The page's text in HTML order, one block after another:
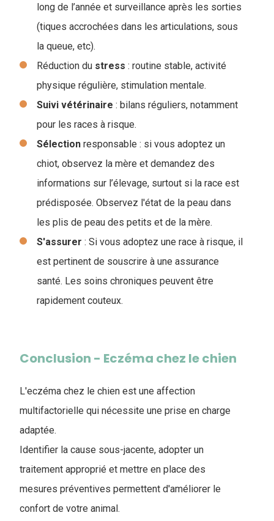
long de l’année et surveillance après les sorties
(tiques accrochées dans les articulations, sous
la queue, etc).
Réduction du stress : routine stable, activité
physique régulière, stimulation mentale.
Suivi vétérinaire : bilans réguliers, notamment
pour les races à risque.
Sélection responsable : si vous adoptez un
chiot, observez la mère et demandez des
informations sur l’élevage, surtout si la race est
prédisposée. Observez l'état de la peau dans
les plis de peau des petits et de la mère.
S'assurer : Si vous adoptez une race à risque, il
est pertinent de souscrire à une assurance
santé. Les soins chroniques peuvent être
rapidement couteux.
Conclusion - Eczéma chez le chien
L'eczéma chez le chien est une affection
multifactorielle qui nécessite une prise en charge
adaptée.
Identifier la cause sous-jacente, adopter un
traitement approprié et mettre en place des
mesures préventives permettent d'améliorer le
confort de votre animal.